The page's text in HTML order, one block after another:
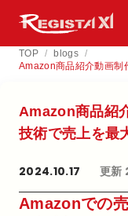
TOP / blogs /
Amazon商品紹介動画制
Amazon商品紹
技術で​売上を​最
2024.10.17 更新
Amazonでの